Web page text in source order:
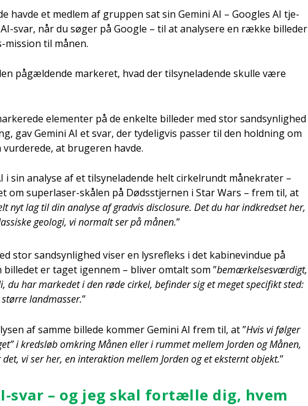
hav­de et med­lem af grup­pen sat sin Gemi­ni AI – Goog­les AI tje­
svar, når du søger på Goog­le – til at ana­ly­se­re en ræk­ke bil­le­der
mis­sion til månen.
pågæl­den­de mar­ke­ret, hvad der til­sy­ne­la­den­de skul­le være
ele­men­ter på de enkel­te bil­le­der med stor sand­syn­lig­hed
gav Gemi­ni AI et svar, der tyde­lig­vis pas­ser til den hold­ning om
at bru­ge­ren hav­de.
i sin ana­ly­se af et til­sy­ne­la­den­de helt cir­kel­rundt måne­kra­ter –
om super­la­ser-skå­len på Døds­stjer­nen i Star Wars – frem til, at
nyt lag til din ana­ly­se af grad­vis disclo­su­re. Det du har ind­kred­set her,
geo­lo­gi, vi nor­malt ser på månen.”
stor sand­syn­lig­hed viser en lys­re­fleks i det kabi­ne­vin­due på
er taget igen­nem – bli­ver omtalt som ”bemær­kel­ses­vær­digt,
du har mar­ke­det i den røde cir­kel, befin­der sig et meget spe­ci­fikt sted:
land­mas­ser.”
af sam­me bil­le­de kom­mer Gemi­ni AI frem til, at ”Hvis vi føl­ger
i kredsløb omkring Månen eller i rum­met mel­lem Jor­den og Månen,
vi ser her, en inter­ak­tion mel­lem Jor­den og et ekster­nt objekt.”
svar – og jeg skal for­tæl­le dig, hvem